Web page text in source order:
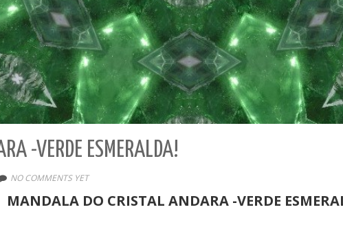
-VERDE ESMERALDA!
NO COMMENTS YET
MANDALA DO CRISTAL ANDARA -VERDE